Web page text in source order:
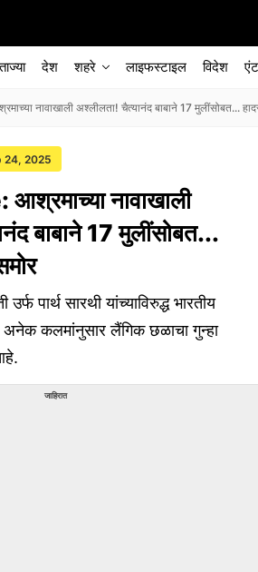
ताज्या देश शहरे लाइफस्टाइल विदेश
नावाखाली अश्लीलता! चैत्यानंद बाबाने 17 मुलींसोबत...
24, 2025
नावाखाली
बाबाने 17 मुलींसोबत...
पार्थ सारथी यांच्याविरुद्ध भारतीय
अनेक कलमांनुसार लैंगिक छळाचा गुन्हा
जाहिरात